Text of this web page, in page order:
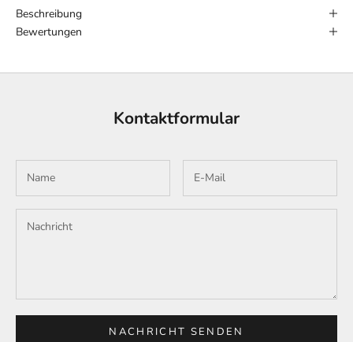
Beschreibung
Bewertungen
Kontaktformular
NACHRICHT SENDEN